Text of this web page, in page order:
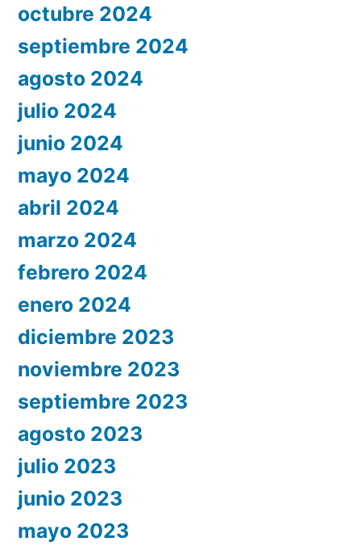
octubre 2024
septiembre 2024
agosto 2024
julio 2024
junio 2024
mayo 2024
abril 2024
marzo 2024
febrero 2024
enero 2024
diciembre 2023
noviembre 2023
septiembre 2023
agosto 2023
julio 2023
junio 2023
mayo 2023